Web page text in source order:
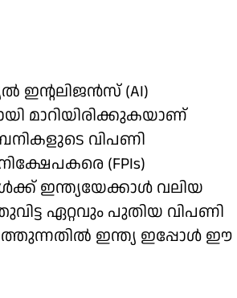
ഇന്റലിജന്‍സ് (AI)
മാറിയിരിക്കുകയാണ്
വിപണി
(FPIs)
ഇന്ത്യയേക്കാള്‍ വലിയ
ഏറ്റവും പുതിയ വിപണി
ഇന്ത്യ ഇപ്പോള്‍ ഈ